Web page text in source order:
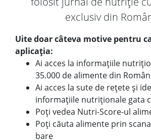
exclusiv din
Uite doar câteva motive pentru
aplicația:
Ai acces la informațiile
35.000 de alimente din
Ai acces la sute de rețete și
informațiile nutriționale gata
Poți vedea Nutri-Score-ul
Poți căuta alimente prin
bare